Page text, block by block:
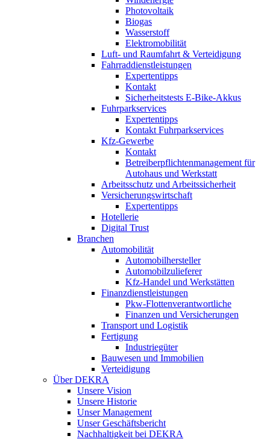
Photovoltaik
Biogas
Wasserstoff
Elektromobilität
Luft- und Raumfahrt & Verteidigung
Fahrraddienstleistungen
Expertentipps
Kontakt
Sicherheitstests E-Bike-Akkus
Fuhrparkservices
Expertentipps
Kontakt Fuhrparkservices
Kfz-Gewerbe
Kontakt
Betreiberpflichtenmanagement für
Autohaus und Werkstatt
Arbeitsschutz und Arbeitssicherheit
Versicherungswirtschaft
Expertentipps
Hotellerie
Digital Trust
Branchen
Automobilität
Automobilhersteller
Automobilzulieferer
Kfz-Handel und Werkstätten
Finanzdienstleistungen
Pkw‑Flottenverantwortliche
Finanzen und Versicherungen
Transport und Logistik
Fertigung
Industriegüter
Bauwesen und Immobilien
Verteidigung
Über DEKRA
Unsere Vision
Unsere Historie
Unser Management
Unser Geschäftsbericht
Nachhaltigkeit bei DEKRA